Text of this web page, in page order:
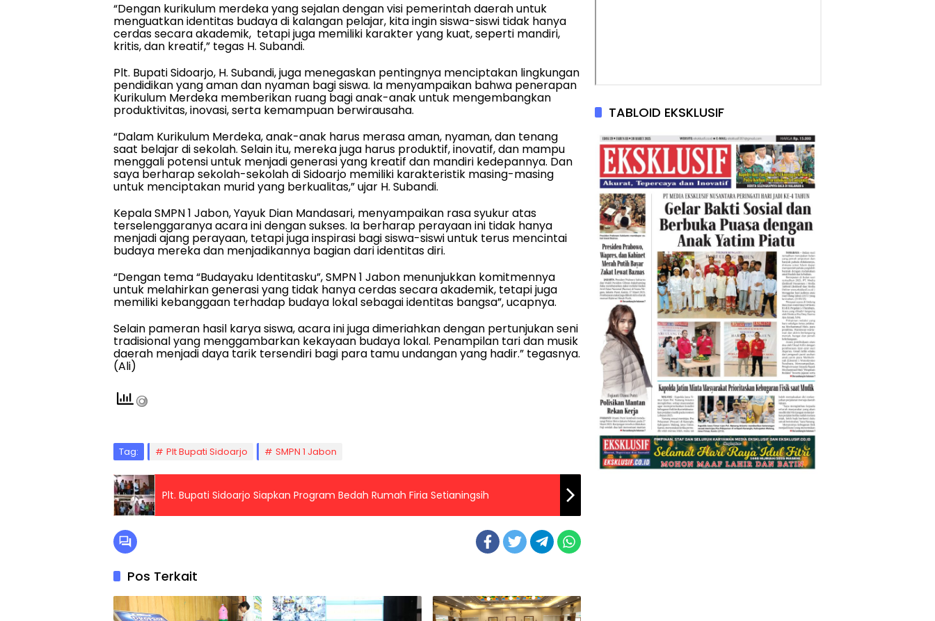
“Dengan kurikulum merdeka yang sejalan dengan visi pemerintah daerah untuk
menguatkan identitas budaya di kalangan pelajar, kita ingin siswa-siswi tidak hanya
cerdas secara akademik, tetapi juga memiliki karakter yang kuat, seperti mandiri,
kritis, dan kreatif,” tegas H. Subandi.
Plt. Bupati Sidoarjo, H. Subandi, juga menegaskan pentingnya menciptakan lingkungan
pendidikan yang aman dan nyaman bagi siswa. Ia menyampaikan bahwa penerapan
Kurikulum Merdeka memberikan ruang bagi anak-anak untuk mengembangkan
produktivitas, inovasi, serta kemampuan berwirausaha.
“Dalam Kurikulum Merdeka, anak-anak harus merasa aman, nyaman, dan tenang
saat belajar di sekolah. Selain itu, mereka juga harus produktif, inovatif, dan mampu
menggali potensi untuk menjadi generasi yang kreatif dan mandiri kedepannya. Dan
saya berharap sekolah-sekolah di Sidoarjo memiliki karakteristik masing-masing
untuk menciptakan murid yang berkualitas,” ujar H. Subandi.
Kepala SMPN 1 Jabon, Yayuk Dian Mandasari, menyampaikan rasa syukur atas
terselenggaranya acara ini dengan sukses. Ia berharap perayaan ini tidak hanya
menjadi ajang perayaan, tetapi juga inspirasi bagi siswa-siswi untuk terus mencintai
budaya mereka dan menjadikannya bagian dari identitas diri.
“Dengan tema “Budayaku Identitasku”, SMPN 1 Jabon menunjukkan komitmennya
untuk melahirkan generasi yang tidak hanya cerdas secara akademik, tetapi juga
memiliki kebanggaan terhadap budaya lokal sebagai identitas bangsa”, ucapnya.
Selain pameran hasil karya siswa, acara ini juga dimeriahkan dengan pertunjukan seni
tradisional yang menggambarkan kekayaan budaya lokal. Penampilan tari dan musik
daerah menjadi daya tarik tersendiri bagi para tamu undangan yang hadir.” tegasnya.
(Ali)
Tag: Plt Bupati Sidoarjo SMPN 1 Jabon
Plt. Bupati Sidoarjo Siapkan Program Bedah Rumah Firia Setianingsih
Pos Terkait
TABLOID EKSKLUSIF